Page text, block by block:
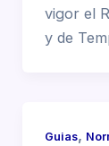
vigor el
y de
Guias,